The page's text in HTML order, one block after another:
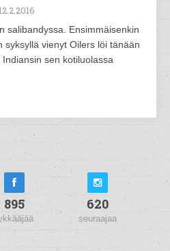
salibandyssa. Ensimmäisenkin
syksyllä vienyt Oilers löi tänään
sen kotiluolassa
895 620
seuraajaa